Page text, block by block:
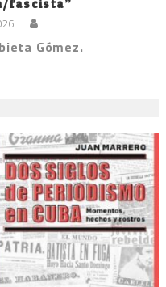
fascista”
Gómez.